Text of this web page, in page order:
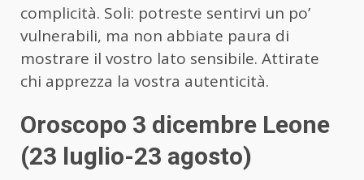
complicità. Soli: potreste sentirvi un po’
vulnerabili, ma non abbiate paura di
mostrare il vostro lato sensibile. Attirate
chi apprezza la vostra autenticità.
Oroscopo 3 dicembre Leone
(23 luglio-23 agosto)